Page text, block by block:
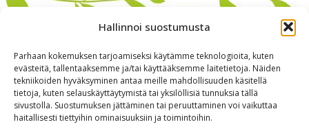
Hallinnoi suostumusta
Parhaan kokemuksen tarjoamiseksi käytämme teknologioita, kuten
evästeitä, tallentaaksemme ja/tai käyttääksemme laitetietoja. Näiden
tekniikoiden hyväksyminen antaa meille mahdollisuuden käsitellä
tietoja, kuten selauskäyttäytymistä tai yksilöllisiä tunnuksia tällä
sivustolla. Suostumuksen jättäminen tai peruuttaminen voi vaikuttaa
haitallisesti tiettyihin ominaisuuksiin ja toimintoihin.
Alkuun Ryhmille Kokous & Ohjelmat